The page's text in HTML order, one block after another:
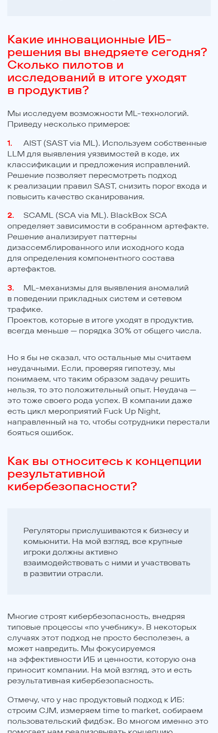
Какие инновационные ИБ-
решения вы внедряете сегодня?
Сколько пилотов и
исследований в итоге уходят
в продуктив?
Мы исследуем возможности ML-технологий.
Приведу несколько примеров:
AIST (SAST via ML). Используем собственные
LLM для выявления уязвимостей в коде, их
классификации и предложения исправлений.
Решение позволяет пересмотреть подход
к реализации правил SAST, снизить порог входа и
повысить качество сканирования.
SCAML (SCA via ML). BlackBox SCA
определяет зависимости в собранном артефакте.
Решение анализирует паттерны
дизассемблированного или исходного кода
для определения компонентного состава
артефактов.
ML-механизмы для выявления аномалий
в поведении прикладных систем и сетевом
трафике.
Проектов, которые в итоге уходят в продуктив,
всегда меньше — порядка 30% от общего числа.
Но я бы не сказал, что остальные мы считаем
неудачными. Если, проверяя гипотезу, мы
понимаем, что таким образом задачу решить
нельзя, то это положительный опыт. Неудача —
это тоже своего рода успех. В компании даже
есть цикл мероприятий Fuck Up Night,
направленный на то, чтобы сотрудники перестали
бояться ошибок.
Как вы относитесь к концепции
результативной
кибербезопасности?
Регуляторы прислушиваются к бизнесу и
комьюнити. На мой взгляд, все крупные
игроки должны активно
взаимодействовать с ними и участвовать
в развитии отрасли.
Многие строят кибербезопасность, внедряя
типовые процессы «по учебнику». В некоторых
случаях этот подход не просто бесполезен, а
может навредить. Мы фокусируемся
на эффективности ИБ и ценности, которую она
приносит компании. На мой взгляд, это и есть
результативная кибербезопасность.
Отмечу, что у нас продуктовый подход к ИБ:
строим CJM, измеряем time to market, собираем
пользовательский фидбэк. Во многом именно это